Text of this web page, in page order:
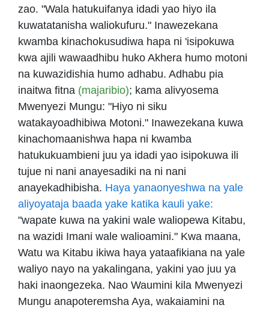
zao. "Wala hatukuifanya idadi yao hiyo ila
kuwatatanisha waliokufuru." Inawezekana
kwamba kinachokusudiwa hapa ni 'isipokuwa
kwa ajili wawaadhibu huko Akhera humo motoni
na kuwazidishia humo adhabu. Adhabu pia
inaitwa fitna (majaribio); kama alivyosema
Mwenyezi Mungu: "Hiyo ni siku
watakayoadhibiwa Motoni." Inawezekana kuwa
kinachomaanishwa hapa ni kwamba
hatukukuambieni juu ya idadi yao isipokuwa ili
tujue ni nani anayesadiki na ni nani
anayekadhibisha. Haya yanaonyeshwa na yale
aliyoyataja baada yake katika kauli yake:
"wapate kuwa na yakini wale waliopewa Kitabu,
na wazidi Imani wale walioamini." Kwa maana,
Watu wa Kitabu ikiwa haya yataafikiana na yale
waliyo nayo na yakalingana, yakini yao juu ya
haki inaongezeka. Nao Waumini kila Mwenyezi
Mungu anapoteremsha Aya, wakaiamini na